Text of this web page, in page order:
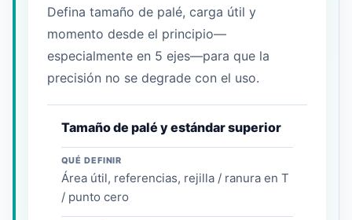
Defina tamaño de palé, carga útil y
momento desde el principio—
especialmente en 5 ejes—para que la
precisión no se degrade con el uso.
Tamaño de palé y estándar superior
QUÉ DEFINIR
Área útil, referencias, rejilla / ranura en T
/ punto cero